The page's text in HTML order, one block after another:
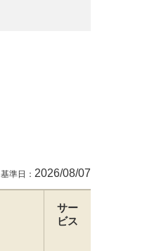
基準日： 2026/08/07
サー
ビス